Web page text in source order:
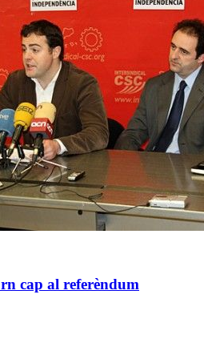
cap al referèndum